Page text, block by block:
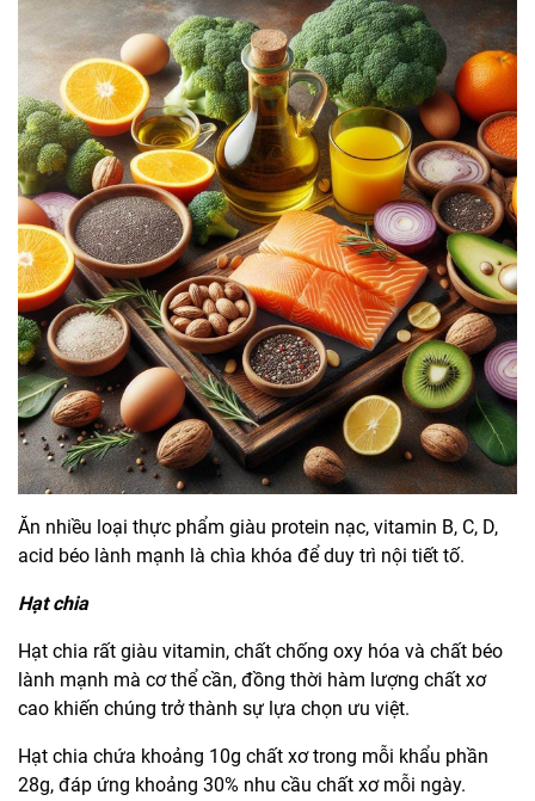
Ăn nhiều loại thực phẩm giàu protein nạc, vitamin B, C, D,
acid béo lành mạnh là chìa khóa để duy trì nội tiết tố.
Hạt chia
Hạt chia rất giàu vitamin, chất chống oxy hóa và chất béo
lành mạnh mà cơ thể cần, đồng thời hàm lượng chất xơ
cao khiến chúng trở thành sự lựa chọn ưu việt.
Hạt chia chứa khoảng 10g chất xơ trong mỗi khẩu phần
28g, đáp ứng khoảng 30% nhu cầu chất xơ mỗi ngày.